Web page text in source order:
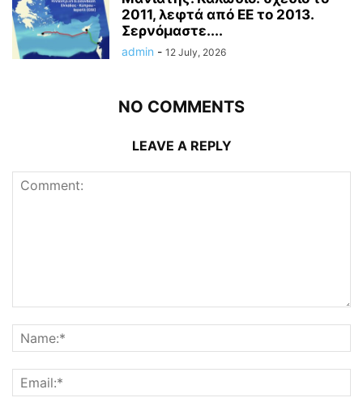
2011, λεφτά από ΕΕ το 2013.
Σερνόμαστε....
admin - 12 July, 2026
NO COMMENTS
LEAVE A REPLY